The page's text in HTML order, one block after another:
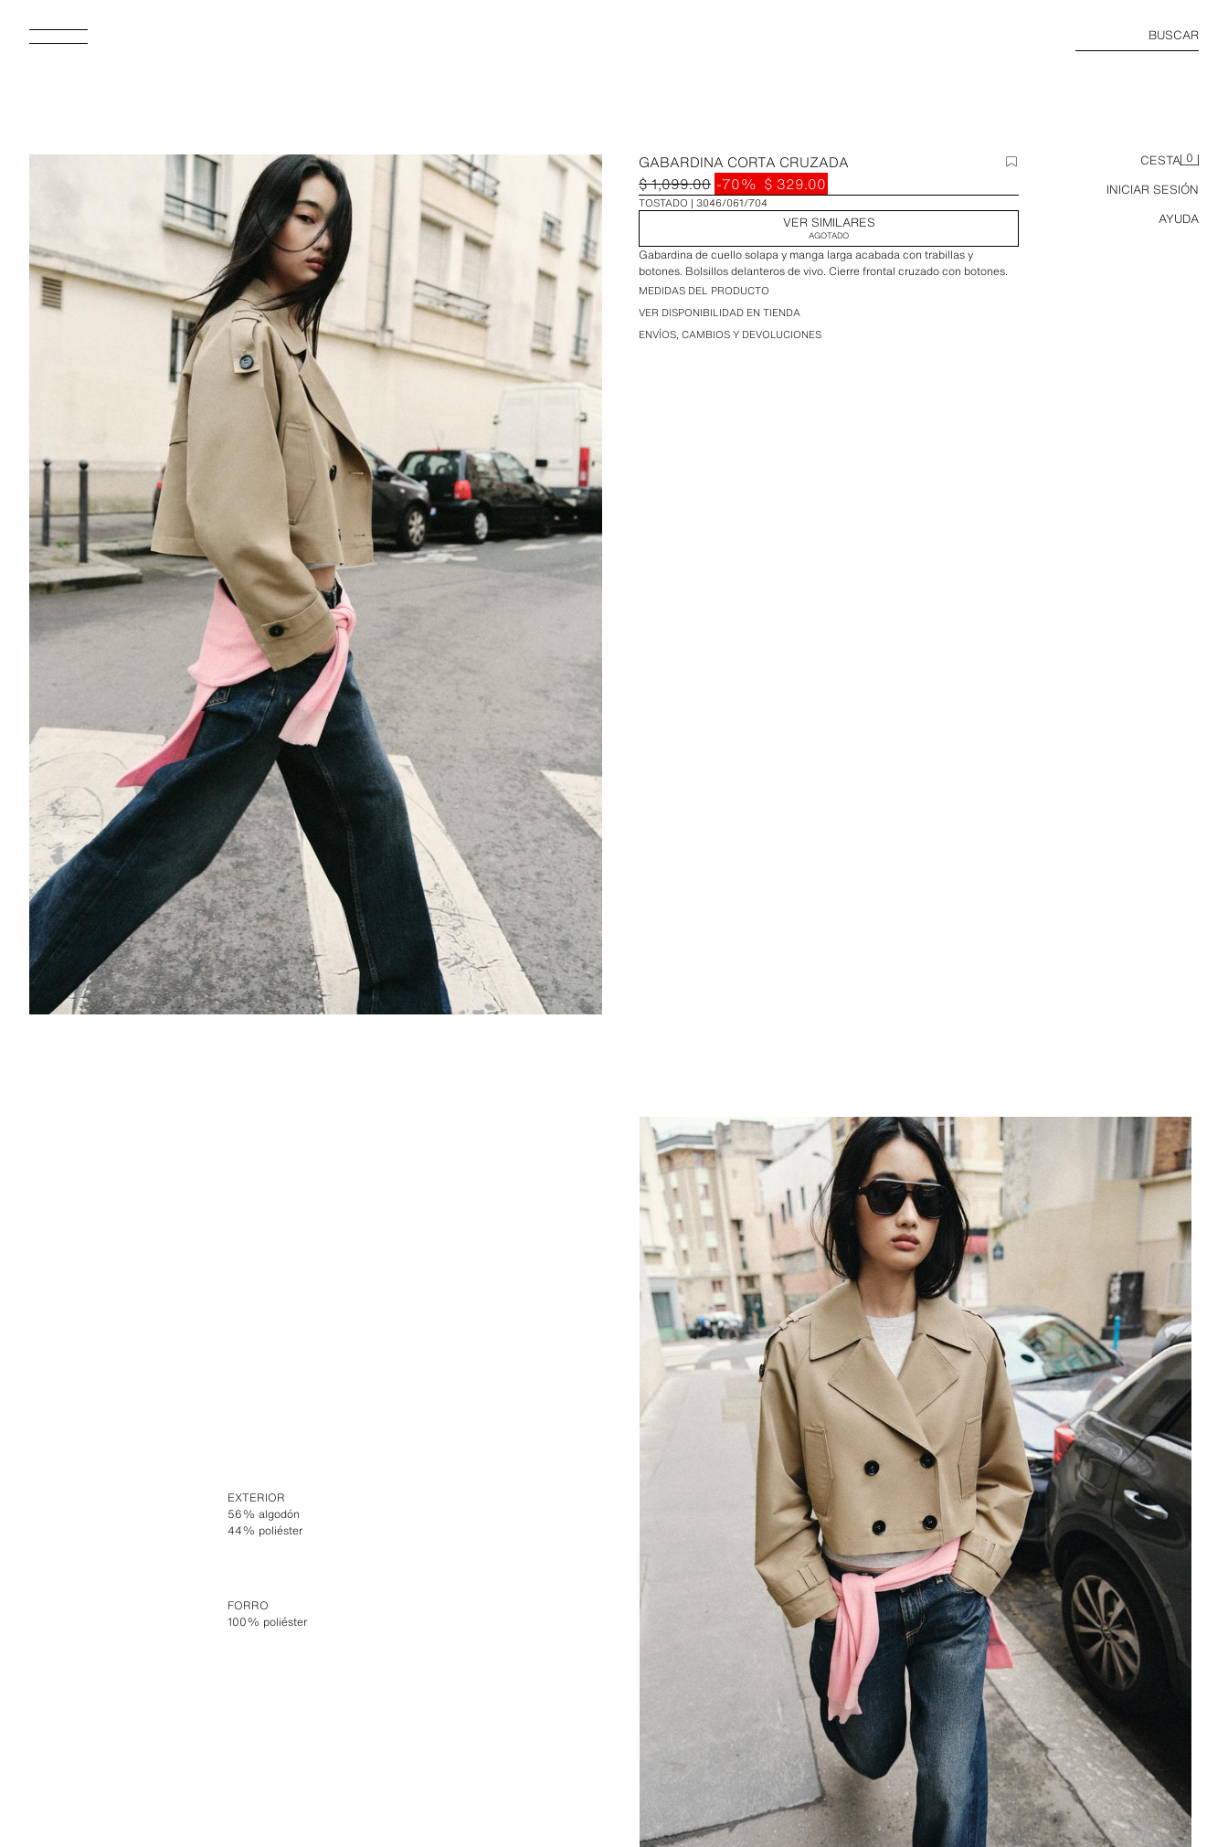
BUSCAR
CESTA 0
INICIAR SESIÓN
AYUDA
GABARDINA CORTA CRUZADA
$ 1,099.00 -70% $ 329.00
TOSTADO 3046/061/704
VER SIMILARES
AGOTADO
Gabardina de cuello solapa y manga larga acabada con trabillas y
botones. Bolsillos delanteros de vivo. Cierre frontal cruzado con botones.
MEDIDAS DEL PRODUCTO
VER DISPONIBILIDAD EN TIENDA
ENVÍOS, CAMBIOS Y DEVOLUCIONES
EXTERIOR
56% algodón
44% poliéster
FORRO
100% poliéster